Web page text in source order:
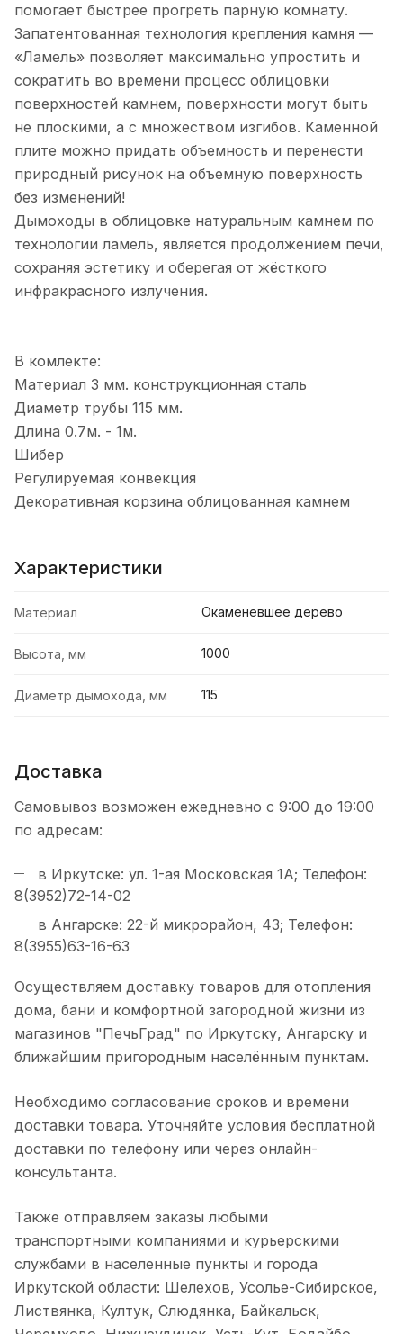
помогает быстрее прогреть парную комнату.
Запатентованная технология крепления камня —
«Ламель» позволяет максимально упростить и
сократить во времени процесс облицовки
поверхностей камнем, поверхности могут быть
не плоскими, а с множеством изгибов. Каменной
плите можно придать объемность и перенести
природный рисунок на объемную поверхность
без изменений!
Дымоходы в облицовке натуральным камнем по
технологии ламель, является продолжением печи,
сохраняя эстетику и оберегая от жёсткого
инфракрасного излучения.
В комлекте:
Материал 3 мм. конструкционная сталь
Диаметр трубы 115 мм.
Длина 0.7м. - 1м.
Шибер
Регулируемая конвекция
Декоративная корзина облицованная камнем
Характеристики
Материал Окаменевшее дерево
Высота, мм 1000
Диаметр дымохода, мм 115
Доставка
Самовывоз возможен ежедневно с 9:00 до 19:00
по адресам:
в Иркутске: ул. 1-ая Московская 1А; Телефон:
8(3952)72-14-02
в Ангарске: 22-й микрорайон, 43; Телефон:
8(3955)63-16-63
Осуществляем доставку товаров для отопления
дома, бани и комфортной загородной жизни из
магазинов "ПечьГрад" по Иркутску, Ангарску и
ближайшим пригородным населённым пунктам.
Необходимо согласование сроков и времени
доставки товара. Уточняйте условия бесплатной
доставки по телефону или через онлайн-
консультанта.
Также отправляем заказы любыми
транспортными компаниями и курьерскими
службами в населенные пункты и города
Иркутской области: Шелехов, Усолье-Сибирское,
Листвянка, Култук, Слюдянка, Байкальск,